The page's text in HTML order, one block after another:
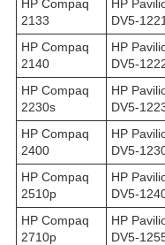
HP Compaq
2133
HP
DV5-
HP Compaq
2140
HP
DV5-
HP Compaq
2230s
HP
DV5-
HP Compaq
2400
HP
DV5-
HP Compaq
2510p
HP
DV5-
HP Compaq
2710p
HP
DV5-